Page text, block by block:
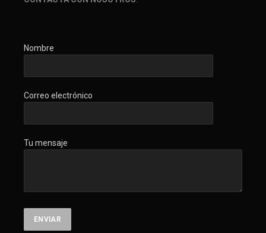
Nombre
Correo electrónico
Tu mensaje